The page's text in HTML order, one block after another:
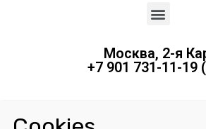
Москва, 2-я
+7 901 731-11-
Политика